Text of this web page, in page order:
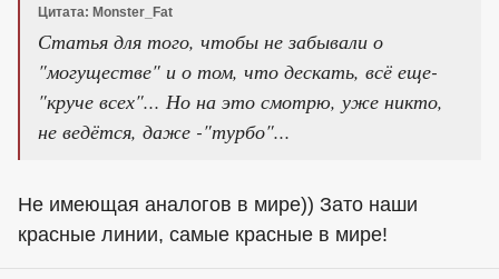
Цитата: Monster_Fat
Статья для того, чтобы не забывали о
"могуществе" и о том, что дескать, всё еще-
"круче всех"... Но на это смотрю, уже никто,
не ведётся, даже -"турбо"...
Не имеющая аналогов в мире)) Зато наши
красные линии, самые красные в мире!